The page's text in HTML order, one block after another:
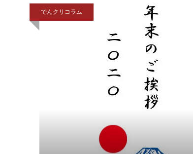
でんクリコラム